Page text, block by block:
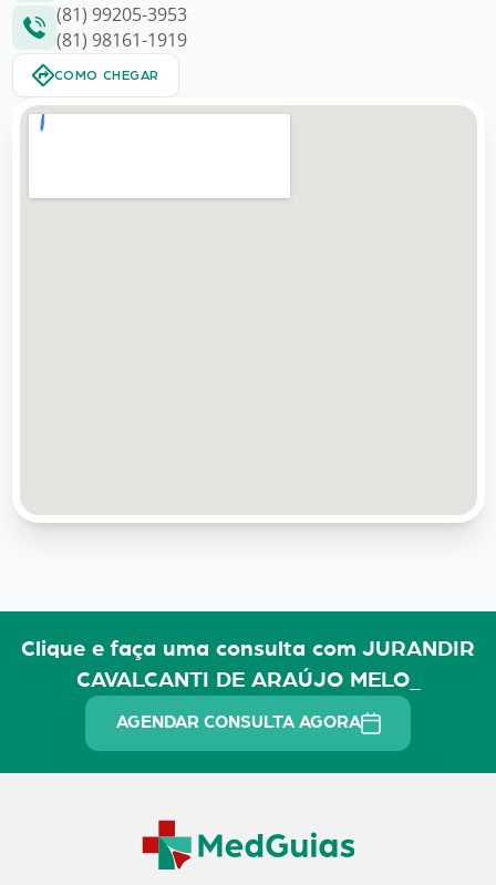
(81) 99205-3953
(81) 98161-1919
COMO CHEGAR
Clique e faça uma consulta com JURANDIR
CAVALCANTI DE ARAÚJO MELO_
AGENDAR CONSULTA AGORA